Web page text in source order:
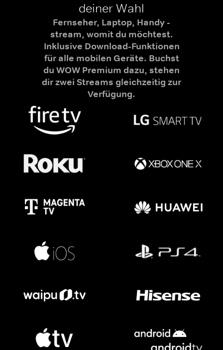
deiner Wahl
Fernseher, Laptop, Handy -
stream, womit du möchtest.
Inklusive Download-Funktionen
für alle mobilen Geräte. Buchst
du WOW Premium dazu, stehen
dir zwei Streams gleichzeitig zur
Verfügung.